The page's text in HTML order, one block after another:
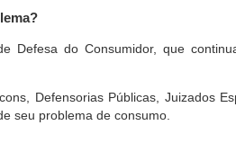
Defesa do Consumidor, que
Defensorias Públicas, Juizados
seu problema de consumo.